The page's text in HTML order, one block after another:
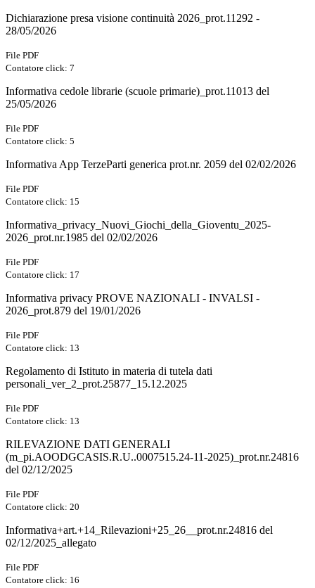
Dichiarazione presa visione continuità 2026_prot.11292 -
28/05/2026
File PDF
Contatore click: 7
Informativa cedole librarie (scuole primarie)_prot.11013 del
25/05/2026
File PDF
Contatore click: 5
Informativa App TerzeParti generica prot.nr. 2059 del 02/02/2026
File PDF
Contatore click: 15
Informativa_privacy_Nuovi_Giochi_della_Gioventu_2025-
2026_prot.nr.1985 del 02/02/2026
File PDF
Contatore click: 17
Informativa privacy PROVE NAZIONALI - INVALSI -
2026_prot.879 del 19/01/2026
File PDF
Contatore click: 13
Regolamento di Istituto in materia di tutela dati
personali_ver_2_prot.25877_15.12.2025
File PDF
Contatore click: 13
RILEVAZIONE DATI GENERALI
(m_pi.AOODGCASIS.R.U..0007515.24-11-2025)_prot.nr.24816
del 02/12/2025
File PDF
Contatore click: 20
Informativa+art.+14_Rilevazioni+25_26__prot.nr.24816 del
02/12/2025_allegato
File PDF
Contatore click: 16